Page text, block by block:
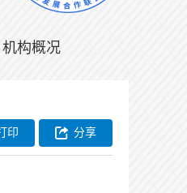
机构概况
分享
印